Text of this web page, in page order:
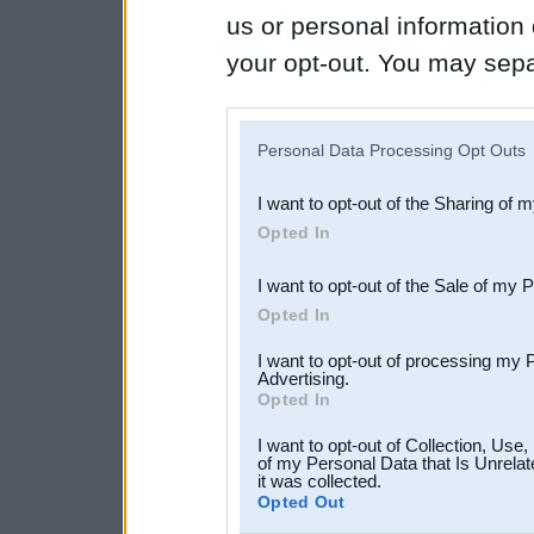
us or personal
your opt-out. You may
Downstream Participants
third parties.
Personal Data Processing Opt Outs
I want to opt-out of the Sharing of
Opted In
I want to opt-out of the Sale of my
Opted In
I want to opt-out of processing my
Advertising.
Opted In
I want to opt-out of Collection,
of my Personal Data that Is
it was collected.
Opted Out